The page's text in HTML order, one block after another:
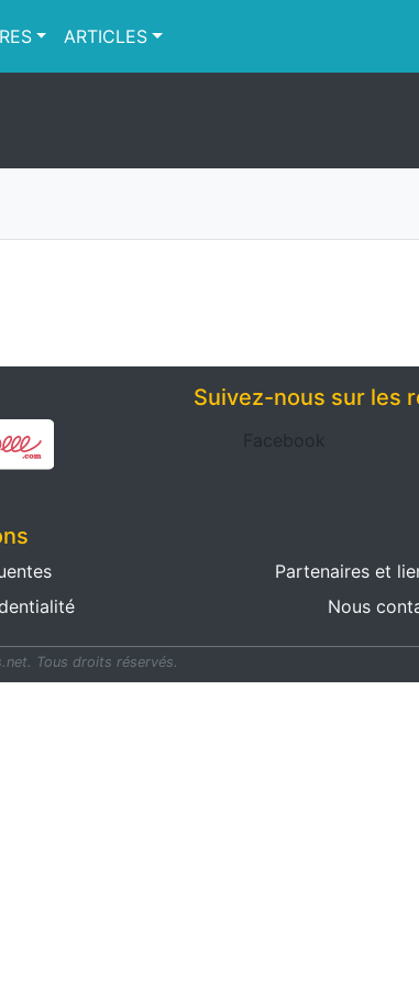
ARTICLES
Suivez-nous sur les
Facebook
Partenaires et
Nous
Tous droits réservés.